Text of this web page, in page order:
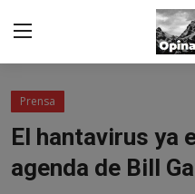
Prensa
El hantavirus ya
agenda de Bill